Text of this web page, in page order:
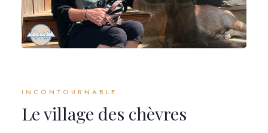
INCONTOURNABLE
Le village des chèvres